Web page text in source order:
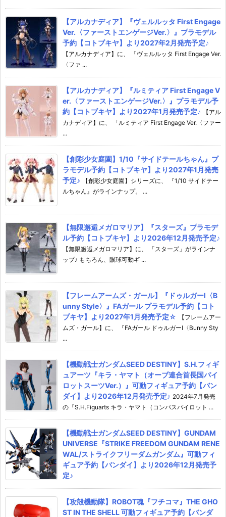
【アルカナディア】『ヴェルルッタ First Engage
Ver.〈ファーストエンゲージVer.〉』プラモデル
予約【コトブキヤ】より2027年2月発売予定♪
【アルカナディア】に、 「ヴェルルッタ First Engage Ver.
〈ファ ...
【アルカナディア】『ルミティア First Engage V
er.〈ファーストエンゲージVer.〉』プラモデル予
約【コトブキヤ】より2027年1月発売予定♪
【アル
カナディア】に、 「ルミティア First Engage Ver.〈ファー
...
【創彩少女庭園】1/10『サイドテールちゃん』プ
ラモデル予約【コトブキヤ】より2027年1月発売
予定♪
【創彩少女庭園】シリーズに、 『1/10 サイドテー
ルちゃん』がラインナップ。 ...
【無限邂逅メガロマリア】『スターズ』プラモデ
ル予約【コトブキヤ】より2026年12月発売予定♪
【無限邂逅メガロマリア】に、 「スターズ」がラインナ
ップ♪ もちろん、眼球可動ギ ...
【フレームアームズ・ガール】『ドゥルガーI〈B
unny Style〉』FAガール プラモデル予約【コト
ブキヤ】より2027年1月発売予定☆
【フレームアー
ムズ・ガール】に、 『FAガール ドゥルガーI〈Bunny Sty
...
【機動戦士ガンダムSEED DESTINY】S.H.フィギ
ュアーツ『キラ・ヤマト（オーブ連合首長国パイ
ロットスーツVer.）』可動フィギュア予約【バン
ダイ】より2026年12月発売予定♪ 2024年7月発売
の『S.H.Figuarts キラ・ヤマト（コンパスパイロット ...
【機動戦士ガンダムSEED DESTINY】GUNDAM
UNIVERSE『STRIKE FREEDOM GUNDAM RENE
WAL/ストライクフリーダムガンダム』可動フィ
ギュア予約【バンダイ】より2026年12月発売予
定♪
【攻殻機動隊】ROBOT魂『フチコマ』THE GHO
ST IN THE SHELL 可動フィギュア予約【バンダ